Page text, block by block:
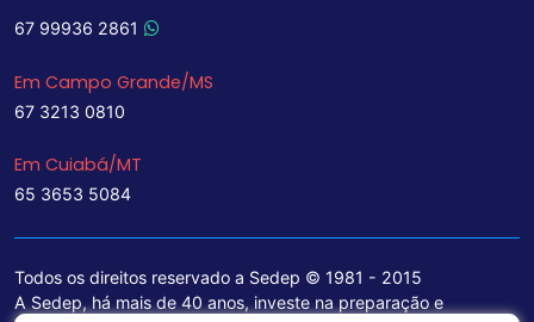
67 99936 2861
Em Campo Grande/MS
67 3213 0810
Em Cuiabá/MT
65 3653 5084
Todos os direitos reservado a Sedep © 1981 - 2015
A Sedep, há mais de 40 anos, investe na preparação e